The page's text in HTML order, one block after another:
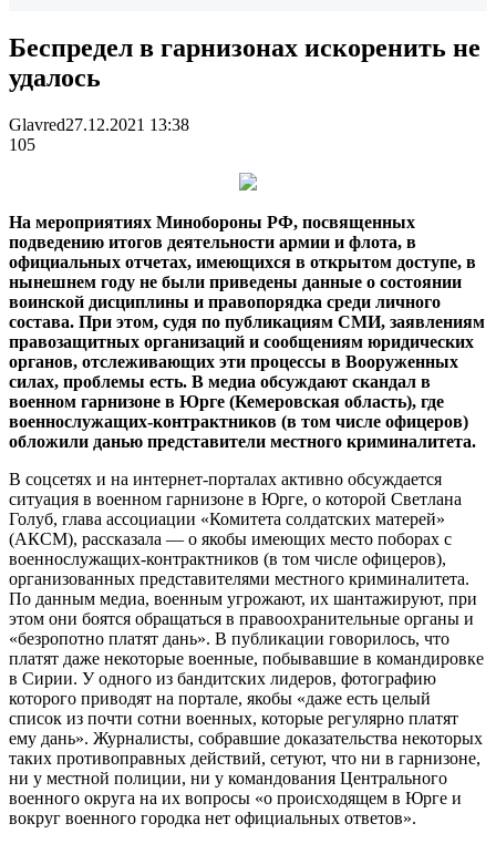
Беспредел в гарнизонах искоренить не
удалось
Glavred27.12.2021 13:38
105
На мероприятиях Минобороны РФ, посвященных
подведению итогов деятельности армии и флота, в
официальных отчетах, имеющихся в открытом доступе, в
нынешнем году не были приведены данные о состоянии
воинской дисциплины и правопорядка среди личного
состава. При этом, судя по публикациям СМИ, заявлениям
правозащитных организаций и сообщениям юридических
органов, отслеживающих эти процессы в Вооруженных
силах, проблемы есть. В медиа обсуждают скандал в
военном гарнизоне в Юрге (Кемеровская область), где
военнослужащих-контрактников (в том числе офицеров)
обложили данью представители местного криминалитета.
В соцсетях и на интернет-порталах активно обсуждается
ситуация в военном гарнизоне в Юрге, о которой Светлана
Голуб, глава ассоциации «Комитета солдатских матерей»
(АКСМ), рассказала — о якобы имеющих место поборах с
военнослужащих-контрактников (в том числе офицеров),
организованных представителями местного криминалитета.
По данным медиа, военным угрожают, их шантажируют, при
этом они боятся обращаться в правоохранительные органы и
«безропотно платят дань». В публикации говорилось, что
платят даже некоторые военные, побывавшие в командировке
в Сирии. У одного из бандитских лидеров, фотографию
которого приводят на портале, якобы «даже есть целый
список из почти сотни военных, которые регулярно платят
ему дань». Журналисты, собравшие доказательства некоторых
таких противоправных действий, сетуют, что ни в гарнизоне,
ни у местной полиции, ни у командования Центрального
военного округа на их вопросы «о происходящем в Юрге и
вокруг военного городка нет официальных ответов».